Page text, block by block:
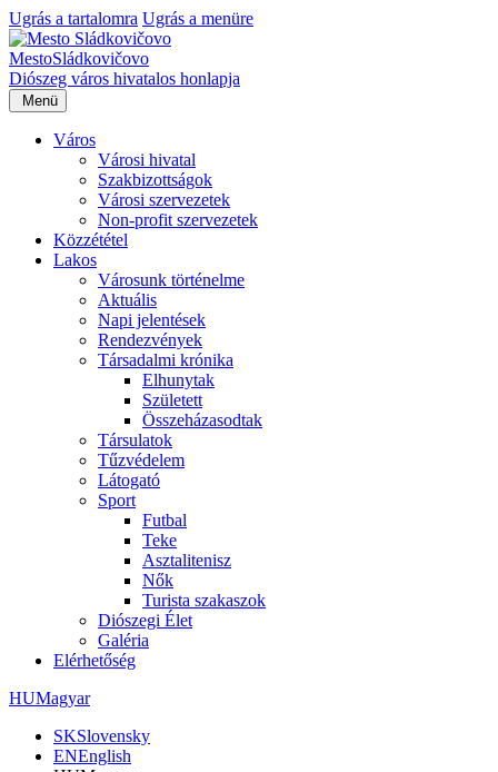
Ugrás a tartalomra Ugrás a menüre
MestoSládkovičovo
Diószeg város hivatalos honlapja
Menü
Város
Városi hivatal
Szakbizottságok
Városi szervezetek
Non-profit szervezetek
Közzététel
Lakos
Városunk történelme
Aktuális
Napi jelentések
Rendezvények
Társadalmi krónika
Elhunytak
Született
Összeházasodtak
Társulatok
Tűzvédelem
Látogató
Sport
Futbal
Teke
Asztalitenisz
Nők
Turista szakaszok
Diószegi Élet
Galéria
Elérhetőség
HUMagyar
SKSlovensky
ENEnglish